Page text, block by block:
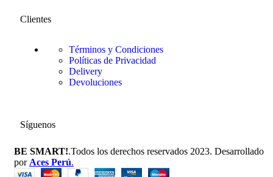
Clientes
Términos y Condiciones
Políticas de Privacidad
Delivery
Devoluciones
Síguenos
BE SMART!.Todos los derechos reservados 2023. Desarrollado
por Aces Perú.